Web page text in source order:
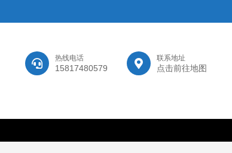
热线电话
15817480579
联系地址
点击前往地图